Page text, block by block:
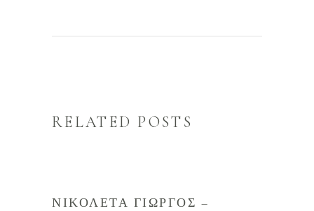
RELATED POSTS
ΝΙΚΟΛΈΤΑ ΓΙΏΡΓΟΣ –